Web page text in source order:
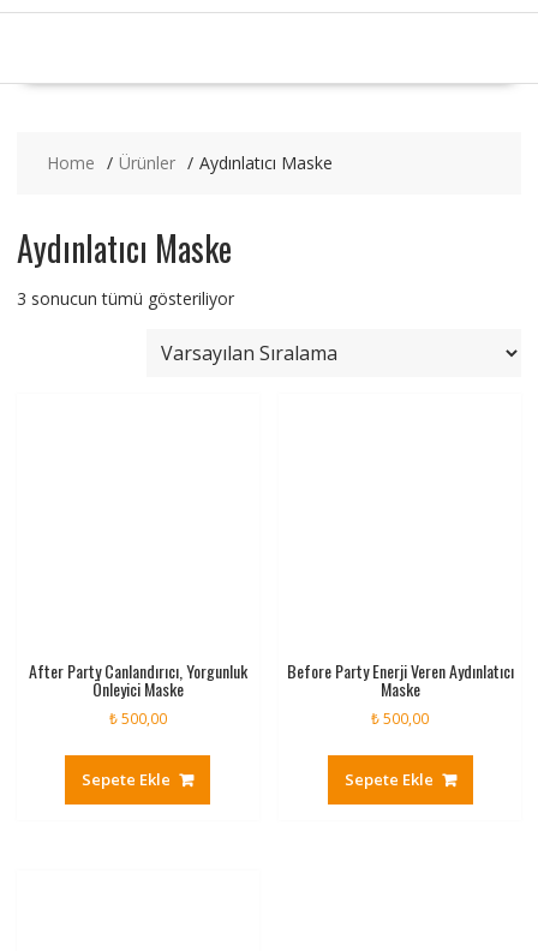
Home Ürünler Aydınlatıcı Maske
Aydınlatıcı Maske
3 sonucun tümü gösteriliyor
After Party Canlandırıcı, Yorgunluk
Önleyici Maske
₺500,00
Sepete Ekle
Before Party Enerji Veren Aydınlatıcı
Maske
₺500,00
Sepete Ekle